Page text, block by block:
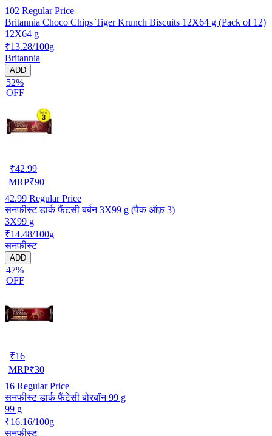
102 Regular Price
Britannia Choco Chips Tiger Krunch Biscuits 12X64 g (Pack of 12)
12X64 g
₹13.28/100g
Britannia
ADD
52%
OFF
₹42.99
MRP₹90
42.99 Regular Price
सनफीस्ट डार्क फैंटसी बर्बन 3X99 g (पैक ऑफ़ 3)
3X99 g
₹14.48/100g
सनफीस्ट
ADD
47%
OFF
₹16
MRP₹30
16 Regular Price
सनफीस्ट डार्क फैंटेसी बोरबॉन 99 g
99 g
₹16.16/100g
सनफीस्ट